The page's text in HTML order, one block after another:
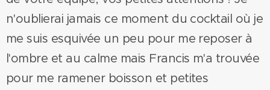
n'oublierai jamais ce moment du cocktail où je
me suis esquivée un peu pour me reposer à
l'ombre et au calme mais Francis m'a trouvée
pour me ramener boisson et petites